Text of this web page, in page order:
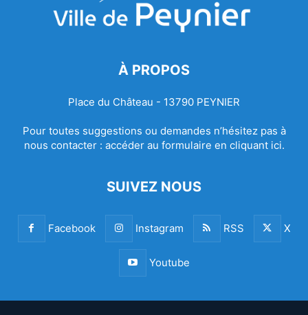
À PROPOS
Place du Château - 13790 PEYNIER
Pour toutes suggestions ou demandes n’hésitez pas à
nous contacter : accéder au formulaire en cliquant ici.
SUIVEZ NOUS
Facebook Instagram RSS X
Youtube